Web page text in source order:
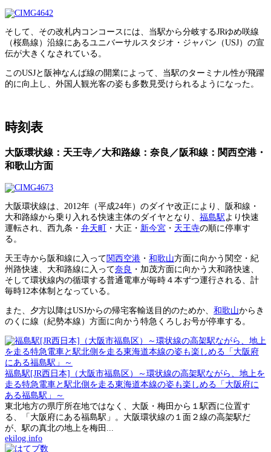
そして、その改札内コンコースには、当駅から分岐するJRゆめ咲線
（桜島線）沿線にあるユニバーサルスタジオ・ジャパン（USJ）の宣
伝が大きくなされている。
このUSJと阪神なんば線の開業によって、当駅のターミナル性が飛躍
的に向上し、外国人観光客の姿も多数見受けられるようになった。
時刻表
大阪環状線：天王寺／大和路線：奈良／阪和線：関西空港・
和歌山方面
大阪環状線は、2012年（平成24年）のダイヤ改正により、阪和線・
大和路線から乗り入れる快速主体のダイヤとなり、 福島駅 より快速
運転され、西九条・ 弁天町 ・大正・ 新今宮 ・ 天王寺の順に停車す
る。
天王寺から阪和線に入って関西空港 ・ 和歌山方面に向かう関空・紀
州路快速、大和路線に入って奈良 ・加茂方面に向かう大和路快速、
そして環状線内の循環する普通電車が毎時４本ずつ運行される、計
毎時12本体制となっている。
また、夕方以降はUSJからの帰宅客輸送目的のためか、 和歌山からき
のくに線（紀勢本線）方面に向かう特急くろしお号が停車する。
福島駅[JR西日本]（大阪市福島区）～環状線の高架駅ながら、地上を
走る特急電車と駅北側を走る東海道本線の姿も楽しめる「大阪府に
ある福島駅」～
東北地方の県庁所在地ではなく、大阪・梅田から１駅西に位置す
る、「大阪府にある福島駅」。大阪環状線の１面２線の高架駅だ
が、駅の真北の地上を梅田...
ekilog.info